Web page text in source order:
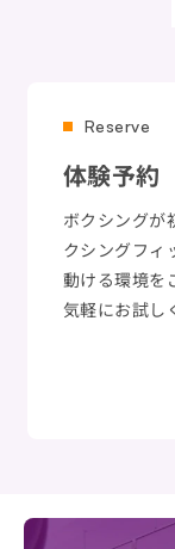
Reserve
体験予約
ボクシングが
クシングフィ
動ける環境を
気軽にお試し